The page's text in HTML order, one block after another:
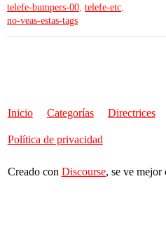
telefe-bumpers-00, telefe-etc,
no-veas-estas-tags
Inicio Categorías Directrices
Política de privacidad
Creado con Discourse, se ve mejor